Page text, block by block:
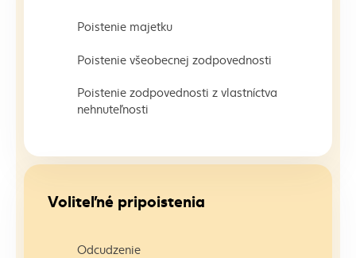
Poistenie majetku
Poistenie všeobecnej zodpovednosti
Poistenie zodpovednosti z vlastníctva
nehnuteľnosti
Voliteľné pripoistenia
Odcudzenie